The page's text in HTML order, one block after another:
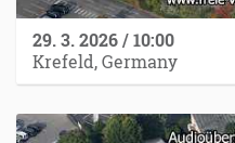
29. 3. 2026 / 10:00
Krefeld, Germany